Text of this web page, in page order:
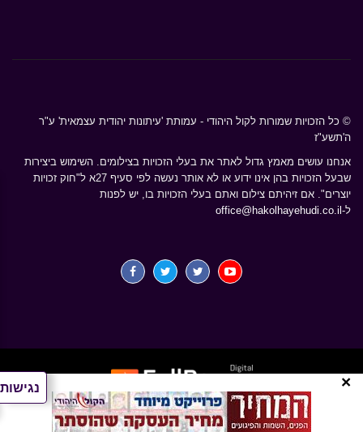
נגישות ×
© כל הזכויות שמורות לקול היהודי - עמותת 'עיתונות יהודית עצמאית' ע"ר
ה'תשע"ז
אנחנו עושים מאמץ גדול לאתר את בעלי הזכויות בצילומים. השימוש ביצירות
שבעל הזכויות בהן אינו ידוע או לא אותר נעשה לפי סעיף 27א ל"חוק זכויות
יוצרים". אם זיהיתם צילום ואתם בעלי הזכויות בו, יש לפנות
ל- office@hakolhayehudi.co.il
פולפאוור בניית אתרים וקידום אתרים בגוגל